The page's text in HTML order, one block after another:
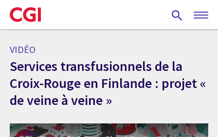
Skip
to
main
VIDÉO
Services transfusionnels de la
Croix-Rouge en Finlande : projet «
de veine à veine »